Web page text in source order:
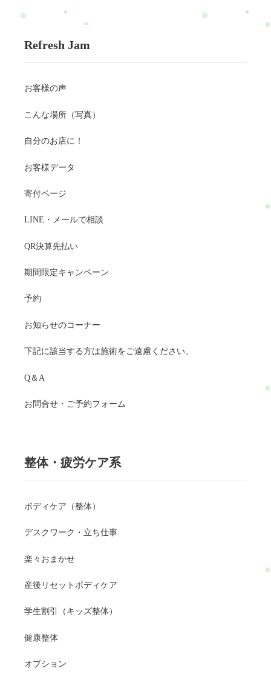
Refresh Jam
お客様の声
こんな場所（写真）
自分のお店に！
お客様データ
寄付ページ
LINE・メールで相談
QR決算先払い
期間限定キャンペーン
予約
お知らせのコーナー
下記に該当する方は施術をご遠慮ください。
Q＆A
お問合せ・ご予約フォーム
整体・疲労ケア系
ボディケア（整体）
デスクワーク・立ち仕事
楽々おまかせ
産後リセットボディケア
学生割引（キッズ整体）
健康整体
オプション